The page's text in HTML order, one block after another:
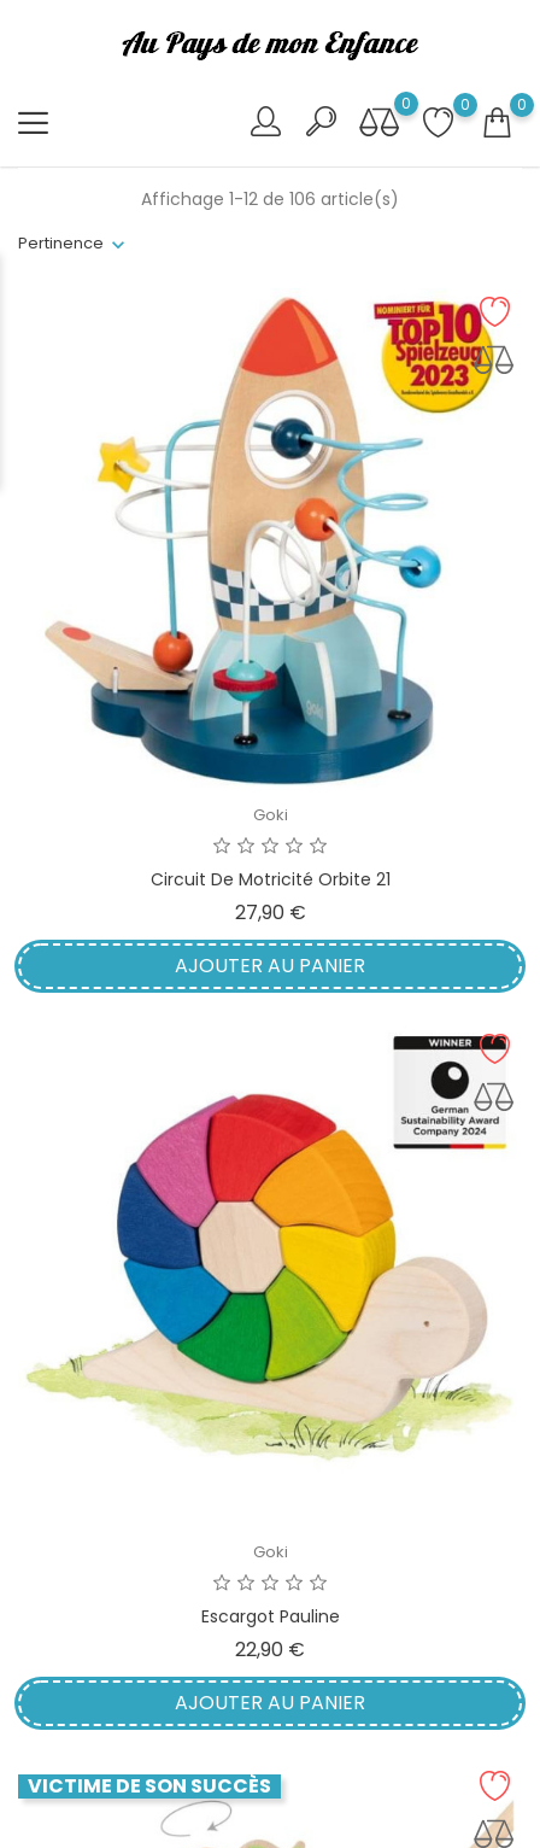
0
0
0
Pertinence
Affichage 1-12 de 106 article(s)
Goki
Circuit De Motricité Orbite 21
27,90 €Prix
AJOUTER AU PANIER
Goki
Escargot Pauline
22,90 €
AJOUTER AU PANIER
VICTIME DE SON SUCCÈS